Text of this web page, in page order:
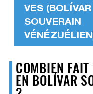
VES (BOLÍVAR
SOUVERAIN
COMBIEN
EN BOLÍVAR